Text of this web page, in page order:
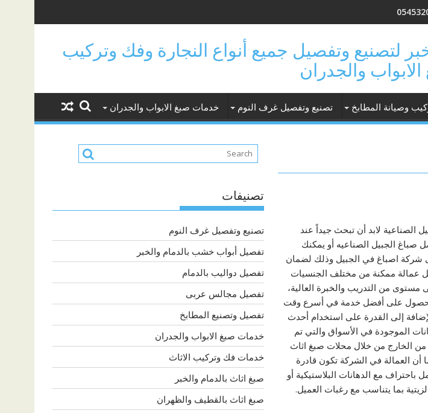
والخبر لتصنيع وتفصيل جميع أنواع النجارة وفك وتركيب
والجدران
وصيانة المطابخ تصنيع وتفصيل غرف النوم خدمات صبغ الابواب والجدران
الصناعية لابد أن تبحث جيداً عند
صباغ الجبيل الصناعيه أو يمكنك
شركة اصباغ في الجبيل وذلك لضمان
عمالة ممكنة من مختلف الجنسيات
مستوى من التدريب والخبرة العالية،
على أفضل خدمة في أسرع وقت
إلى القدرة على استخدام أحدث
الموجودة في الأسواق والتي تم
من الخارج من خلال محلات صبغ اثاث
أن العمالة في الشركة تكون قادرة
باحتراف مع الدهانات البلاستيكية أو
بما يتناسب مع رغبات العميل.
تصنيفات
تصنيع وتفصيل غرف النوم
تفصيل أبواب خشب بالدمام والخبر
تفصيل دواليب بالدمام
تفصيل مجالس عربى
تفصيل وتصنيع المطابخ
خدمات صبغ الابواب والجدران
خدمات فك وتركيب الاثاث
صبغ اثاث بالدمام والخبر
صبغ اثاث بالقطيف والظهران